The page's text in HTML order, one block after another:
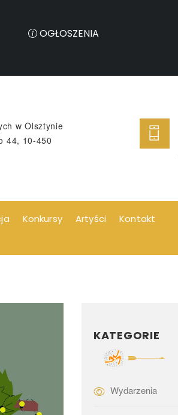
OGŁOSZENIA
w Olsztynie
44, 10-450
Konkursy Artyści Kontakt
KATEGORIE
Wydarzenia